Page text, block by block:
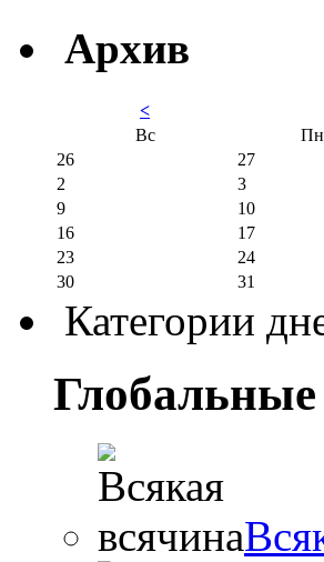
Архив
<
Вс
Пн
26
27
2
3
9
10
16
17
23
24
30
31
Категории
Глобальные